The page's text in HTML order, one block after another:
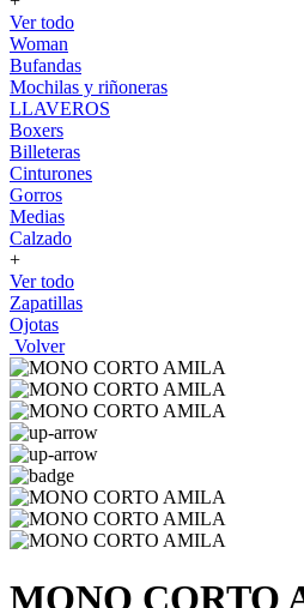
Ver todo
Woman
Bufandas
Mochilas y riñoneras
LLAVEROS
Boxers
Billeteras
Cinturones
Gorros
Medias
Calzado
+
Ver todo
Zapatillas
Ojotas
Volver
MONO CORTO